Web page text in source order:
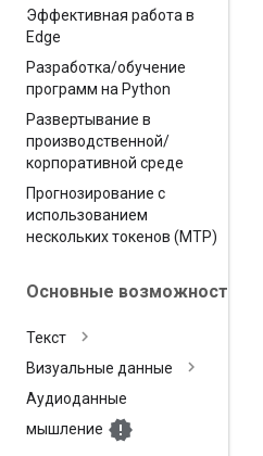
Эффективная работа в
Edge
Разработка/обучение
программ на Python
Развертывание в
производственной/
корпоративной среде
Прогнозирование с
использованием
нескольких токенов (MTP)
Основные возможности
Текст
Визуальные данные
Аудиоданные
мышление